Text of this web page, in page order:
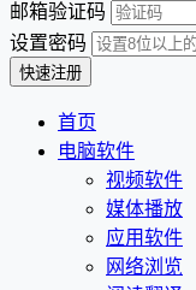
邮箱验证码
设置密码
首页
电脑软件
视频软件
媒体播放
应用软件
网络浏览